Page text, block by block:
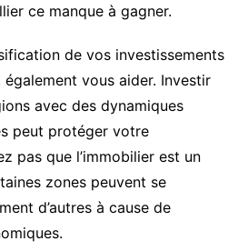
ce manque à gagner.
de vos investissements
vous aider. Investir
avec des dynamiques
peut protéger votre
pas que l’immobilier est un
zones peuvent se
d’autres à cause de